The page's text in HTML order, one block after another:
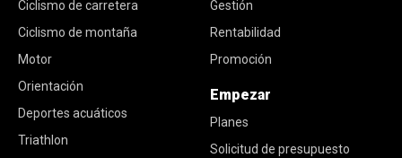
Ciclismo de carretera
Ciclismo de montaña
Motor
Orientación
Deportes acuáticos
Triathlon
Gestión
Rentabilidad
Promoción
Empezar
Planes
Solicitud de presupuesto